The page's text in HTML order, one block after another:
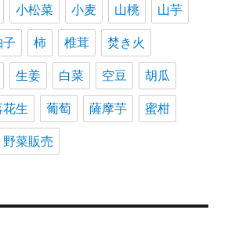
小松菜 小麦 山桃 山芋
子 柿 椎茸 焚き火
生姜 白菜 空豆 胡瓜
花生 葡萄 薩摩芋 蜜柑
野菜販売